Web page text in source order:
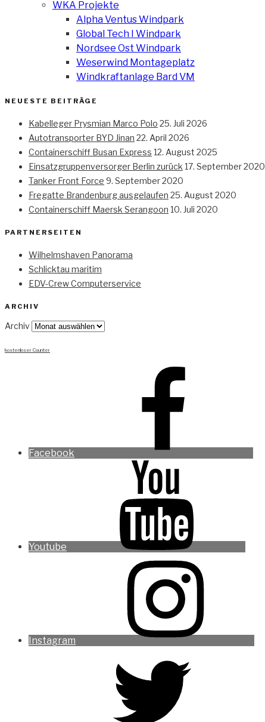
WKA Projekte
Alpha Ventus Windpark
Global Tech I Windpark
Nordsee Ost Windpark
Weserwind Montageplatz
Windkraftanlage Bard VM
NEUESTE BEITRÄGE
Kabelleger Prysmian Marco Polo 25. Juli 2026
Autotransporter BYD Jinan 22. April 2026
Containerschiff Busan Express 12. August 2025
Einsatzgruppenversorger Berlin zurück 17. September 2020
Tanker Front Force 9. September 2020
Fregatte Brandenburg ausgelaufen 25. August 2020
Containerschiff Maersk Serangoon 10. Juli 2020
PARTNERSEITEN
Wilhelmshaven Panorama
Schlicktau maritim
EDV-Crew Computerservice
ARCHIV
Archiv
kostenloser Counter
Facebook
Youtube
Instagram